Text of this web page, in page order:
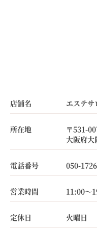
店舗名 エステ
所在地
〒531-
大阪府
電話番号 050-
営業時間 11:00～
定休日 火曜日